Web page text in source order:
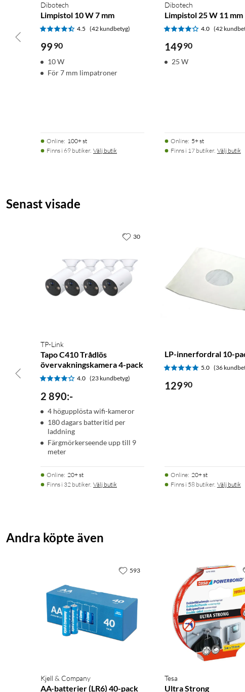
Dibotech
Limpistol 10 W 7 mm
4.5 (42 kundbetyg)
99 90
10 W
För 7 mm limpatroner
Online: 100+ st
Finns i 69 butiker. Välj butik
Dibotech
Limpistol 25 W 11 mm
4.0 (42
14990
25 W
Online: 5+ st
Finns i 17 butiker. Välj butik
Senast visade
TP-Link
Tapo C410 Trådlös
övervakningskamera 4-pack
4.0 (23 kundbetyg)
2 890:-
4 högupplösta wifi-kameror
180 dagars batteritid per
laddning
Färgmörkerseende upp till 9
meter
Online: 20+ st
Finns i 32 butiker. Välj butik
30
LP-innerfordral 10-
5.0 (36
12990
Online: 20+ st
Finns i 58 butiker. Välj butik
Andra köpte även
Kjell & Company
AA-batterier (LR6) 40-pack
593
Tesa
Ultra Strong